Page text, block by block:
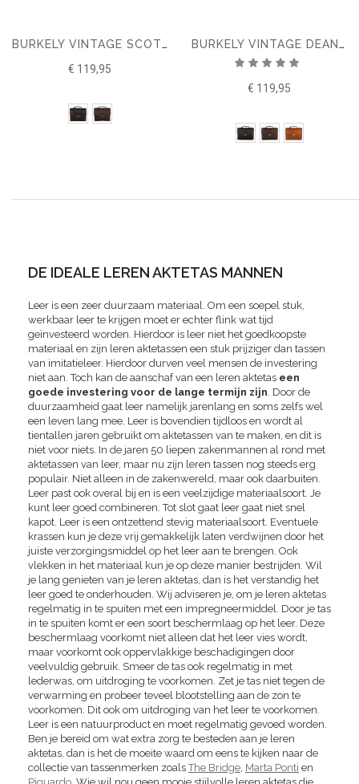
BURKELY VINTAGE SCOTT AKTETAS
€ 119,95
BURKELY VINTAGE DEAN AKTETAS
Waardering:
€ 119,95
DE IDEALE LEREN AKTETAS MANNEN
Leer is een zeer duurzaam materiaal. Om een soepel stuk,
werkbaar leer te krijgen moet er echter flink wat tijd
geïnvesteerd worden. Hierdoor is leer niet het goedkoopste
materiaal en zijn leren aktetassen een stuk prijziger dan tassen
van imitatieleer. Hierdoor durven veel mensen de investering
niet aan. Toch kan de aanschaf van een leren aktetas een
goede investering voor de lange termijn zijn . Door de
duurzaamheid gaat leer namelijk jarenlang en soms zelfs wel
een leven lang mee. Leer is bovendien tijdloos en wordt al
tientallen jaren gebruikt om aktetassen van te maken, en dit is
niet voor niets. In de jaren 50 liepen zakenmannen al rond met
aktetassen van leer, maar nu zijn leren tassen nog steeds erg
populair. Niet alleen in de zakenwereld, maar ook daarbuiten.
Leer past ook overal bij en is een veelzijdige materiaalsoort. Je
kunt leer goed combineren. Tot slot gaat leer gaat niet snel
kapot. Leer is een ontzettend stevig materiaalsoort. Eventuele
krassen kun je deze vrij gemakkelijk laten verdwijnen door het
juiste verzorgingsmiddel op het leer aan te brengen. Ook
vlekken in het materiaal kun je op deze manier bestrijden. Wil
je lang genieten van je leren aktetas, dan is het verstandig het
leer goed te onderhouden. Wij adviseren je, om je leren aktetas
regelmatig in te spuiten met een impregneermiddel. Door je tas
in te spuiten komt er een soort beschermlaag op het leer. Deze
beschermlaag voorkomt niet alleen dat het leer vies wordt,
maar voorkomt ook oppervlakkige beschadigingen door
veelvuldig gebruik. Smeer de tas ook regelmatig in met
lederwas, om uitdroging te voorkomen. Zet je tas niet tegen de
verwarming en probeer teveel blootstelling aan de zon te
voorkomen. Dit ook om uitdroging van het leer te voorkomen.
Leer is een natuurproduct en moet regelmatig gevoed worden.
Ben je bereid om wat extra zorg te besteden aan je leren
aktetas, dan is het de moeite waard om eens te kijken naar de
collectie van tassenmerken zoalsThe Bridge Marta Ponti en